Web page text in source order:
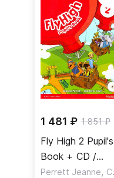
1 481 ₽ 1 851 ₽
Fly High 2 Pupil's
Book + CD /
Учебник + CD
Perrett Jeanne, Covill Charlotte